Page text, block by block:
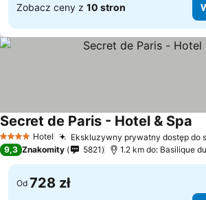
Zobacz ceny z 10 stron
4 KategoriaHotel Ekskluzywny prywatny dostęp do
Secret de Paris - Hotel & Spa
9,3 Znakomity 5821 1.2 km do: Basilique
Od 728 zł